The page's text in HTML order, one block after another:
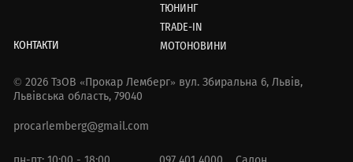
ТЮНИНГ
TRADE-IN
МОТОНОВИНИ
КОНТАКТИ
© 2026 ТзОВ «Прокар Лемберг» вул. Збиральна 6, Львів,
Львівська область, 79040
procarlemberg@gmail.com